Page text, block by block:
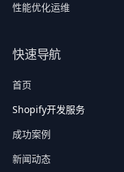
性能优化运维
快速导航
首页
Shopify开发服务
成功案例
新闻动态